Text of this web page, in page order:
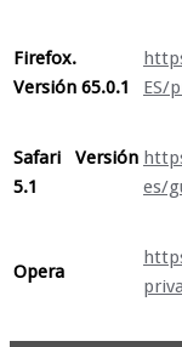
Firefox.
Versión 65.0.1
ES/
Safari Versión
5.1
es/
Opera